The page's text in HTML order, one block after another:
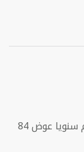
بالنسبة لي انا يتم اقتطاع 94 درهم سنويا عوض 84